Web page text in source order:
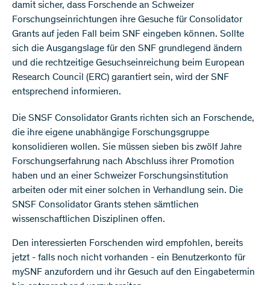
damit sicher, dass Forschende an Schweizer
Forschungseinrichtungen ihre Gesuche für Consolidator
Grants auf jeden Fall beim SNF eingeben können. Sollte
sich die Ausgangslage für den SNF grundlegend ändern
und die rechtzeitige Gesuchseinreichung beim European
Research Council (ERC) garantiert sein, wird der SNF
entsprechend informieren.
Die SNSF Consolidator Grants richten sich an Forschende,
die ihre eigene unabhängige Forschungsgruppe
konsolidieren wollen. Sie müssen sieben bis zwölf Jahre
Forschungserfahrung nach Abschluss ihrer Promotion
haben und an einer Schweizer Forschungsinstitution
arbeiten oder mit einer solchen in Verhandlung sein. Die
SNSF Consolidator Grants stehen sämtlichen
wissenschaftlichen Disziplinen offen.
Den interessierten Forschenden wird empfohlen, bereits
jetzt - falls noch nicht vorhanden - ein Benutzerkonto für
mySNF anzufordern und ihr Gesuch auf den Eingabetermin